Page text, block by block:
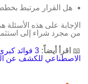
هل القرار مرتبط
الإجابة على هذه
من مجرد شراء إلى
📖 اقرأ أيضاً:
3 فوائد
الاصطناعي للكشف عن